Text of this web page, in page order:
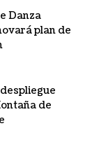
Danza
plan de
de